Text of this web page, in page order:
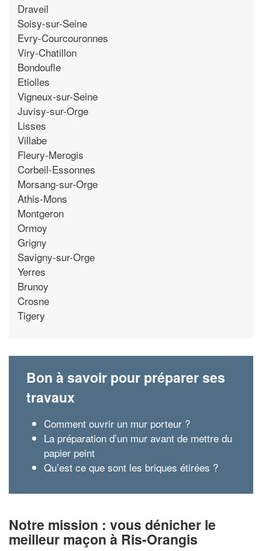
Draveil
Soisy-sur-Seine
Evry-Courcouronnes
Viry-Chatillon
Bondoufle
Etiolles
Vigneux-sur-Seine
Juvisy-sur-Orge
Lisses
Villabe
Fleury-Merogis
Corbeil-Essonnes
Morsang-sur-Orge
Athis-Mons
Montgeron
Ormoy
Grigny
Savigny-sur-Orge
Yerres
Brunoy
Crosne
Tigery
Bon à savoir pour préparer ses
travaux
Comment ouvrir un mur porteur ?
La préparation d’un mur avant de mettre du
papier peint
Qu’est ce que sont les briques étirées ?
Notre mission : vous dénicher le
meilleur maçon à Ris-Orangis